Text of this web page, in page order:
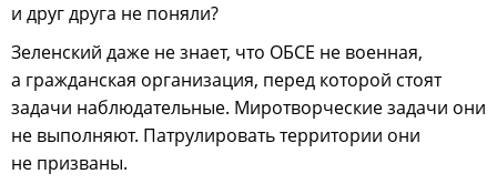
и друг друга не поняли?
Зеленский даже не знает, что ОБСЕ не военная,
а гражданская организация, перед которой стоят
задачи наблюдательные. Миротворческие задачи они
не выполняют. Патрулировать территории они
не призваны.